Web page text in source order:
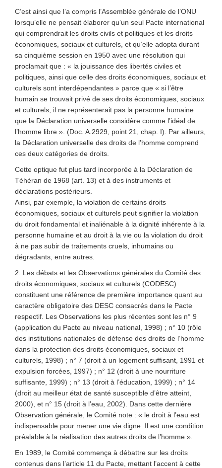
C’est ainsi que l’a compris l’Assemblée générale de l’ONU
lorsqu’elle ne pensait élaborer qu’un seul Pacte international
qui comprendrait les droits civils et politiques et les droits
économiques, sociaux et culturels, et qu’elle adopta durant
sa cinquième session en 1950 avec une résolution qui
proclamait que : « la jouissance des libertés civiles et
politiques, ainsi que celle des droits économiques, sociaux et
culturels sont interdépendantes » parce que « si l’être
humain se trouvait privé de ses droits économiques, sociaux
et culturels, il ne représenterait pas la personne humaine
que la Déclaration universelle considère comme l’idéal de
l’homme libre ». (Doc. A.2929, point 21, chap. I). Par ailleurs,
la Déclaration universelle des droits de l’homme comprend
ces deux catégories de droits.
Cette optique fut plus tard incorporée à la Déclaration de
Téhéran de 1968 (art. 13) et à des instruments et
déclarations postérieurs.
Ainsi, par exemple, la violation de certains droits
économiques, sociaux et culturels peut signifier la violation
du droit fondamental et inaliénable à la dignité inhérente à la
personne humaine et au droit à la vie ou la violation du droit
à ne pas subir de traitements cruels, inhumains ou
dégradants, entre autres.
2. Les débats et les Observations générales du Comité des
droits économiques, sociaux et culturels (CODESC)
constituent une référence de première importance quant au
caractère obligatoire des DESC consacrés dans le Pacte
respectif. Les Observations les plus récentes sont les n° 9
(application du Pacte au niveau national, 1998) ; n° 10 (rôle
des institutions nationales de défense des droits de l’homme
dans la protection des droits économiques, sociaux et
culturels, 1998) ; n° 7 (droit à un logement suffisant, 1991 et
expulsion forcées, 1997) ; n° 12 (droit à une nourriture
suffisante, 1999) ; n° 13 (droit à l’éducation, 1999) ; n° 14
(droit au meilleur état de santé susceptible d’être atteint,
2000), et n° 15 (droit à l’eau, 2002). Dans cette dernière
Observation générale, le Comité note : « le droit à l’eau est
indispensable pour mener une vie digne. Il est une condition
préalable à la réalisation des autres droits de l’homme ».
En 1989, le Comité commença à débattre sur les droits
contenus dans l’article 11 du Pacte, mettant l’accent à cette